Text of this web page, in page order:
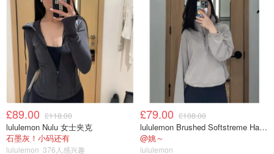
£89.00 £118.00
lululemon Nulu 女士夹克
石墨灰！小码还有
lululemon 376人感兴趣
£79.00 £108.00
lululemon Brushed Softstreme Half Zip 半拉链上衣
@姚～
lululemon